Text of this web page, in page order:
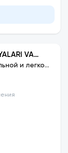
VA
XIZMAT
и легкой